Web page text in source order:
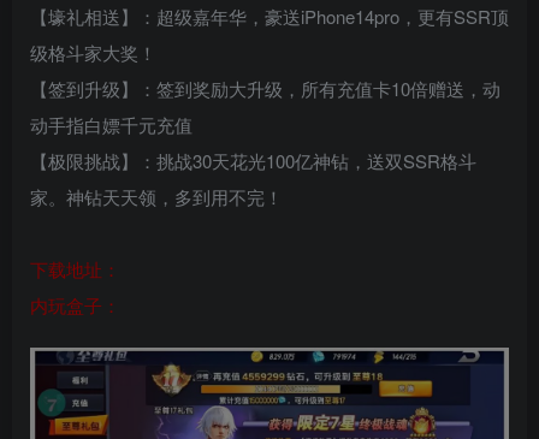
【壕礼相送】：超级嘉年华，豪送iPhone14pro，更有SSR顶
级格斗家大奖！
【签到升级】：签到奖励大升级，所有充值卡10倍赠送，动
动手指白嫖千元充值
【极限挑战】：挑战30天花光100亿神钻，送双SSR格斗
家。神钻天天领，多到用不完！
下载地址：
内玩盒子：